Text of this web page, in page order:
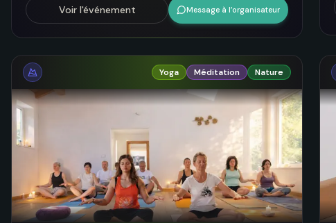
Voir l'événement Message à l’organisateur
Yoga Méditation Nature